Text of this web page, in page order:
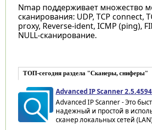
Nmap поддерживает множество
сканирования: UDP, TCP connect,
proxy, Reverse-ident, ICMP (ping),
NULL-сканирование.
ТОП-сегодня раздела "Сканеры, сниферы"
Advanced IP Scanner
Advanced IP Scanner - Это
надежный и простой в
сканер локальных сетей